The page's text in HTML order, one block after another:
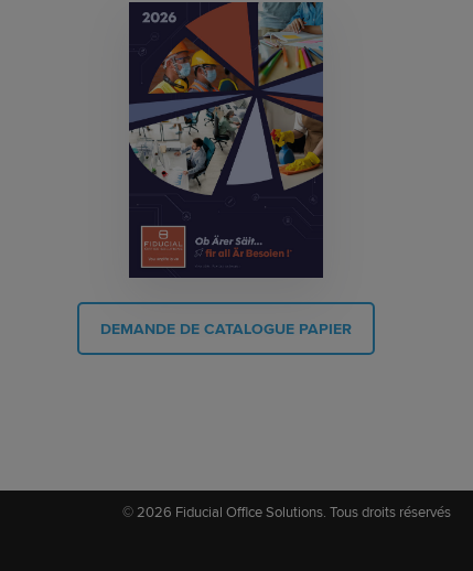
DEMANDE DE CATALOGUE PAPIER
© 2026 Fiducial Office Solutions. Tous droits réservés